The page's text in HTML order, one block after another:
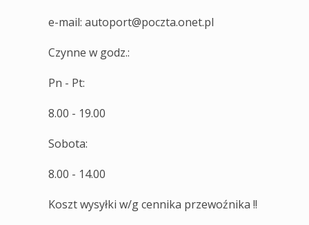
e-mail: autoport@poczta.onet.pl
Czynne w godz.:
Pn - Pt:
8.00 - 19.00
Sobota:
8.00 - 14.00
Koszt wysyłki w/g cennika przewoźnika !!